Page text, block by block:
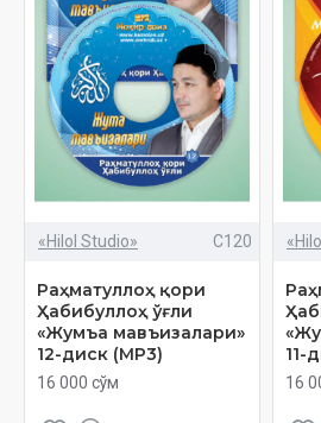
«Hilol Studio» C120
Раҳматуллоҳ қори
Ҳабибуллоҳ ўғли
«Жумъа мавъизалари»
12-диск (МР3)
16 000 сўм
11-
16